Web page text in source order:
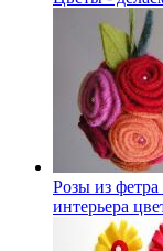
Розы из
интерьера